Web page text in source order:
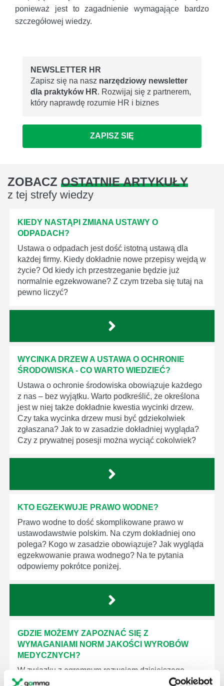
ponieważ jest to zagadnienie wymagające bardzo
szczegółowej wiedzy.
NEWSLETTER HR
Zapisz się na nasz narzędziowy newsletter
dla praktyków HR. Rozwijaj się z partnerem,
który naprawdę rozumie HR i biznes
ZAPISZ SIĘ
ZOBACZ OSTATNIE ARTYKUŁY
z tej strefy wiedzy
KIEDY NASTĄPI ZMIANA USTAWY O
ODPADACH?
Ustawa o odpadach jest dość istotną ustawą dla
każdej firmy. Kiedy dokładnie nowe przepisy wejdą w
życie? Od kiedy ich przestrzeganie będzie już
normalnie egzekwowane? Z czym trzeba się tutaj na
pewno liczyć?
WYCINKA DRZEW A USTAWA O OCHRONIE
ŚRODOWISKA - CO WARTO WIEDZIEĆ?
Ustawa o ochronie środowiska obowiązuje każdego
z nas – bez wyjątku. Warto podkreślić, że określona
jest w niej także dokładnie kwestia wycinki drzew.
Czy taka wycinka drzew musi być gdziekolwiek
zgłaszana? Jak to w zasadzie dokładniej wygląda?
Czy z prywatnej posesji można wyciąć cokolwiek?
KTO EGZEKWUJE PRAWO WODNE?
Prawo wodne to dość skomplikowane prawo w
ustawodawstwie polskim. Na czym dokładniej ono
polega? Kogo w zasadzie obowiązuje? Jak wygląda
egzekwowanie prawa wodnego? Na te pytania
odpowiemy pokrótce poniżej.
GDZIE MOŻEMY ZAPOZNAĆ SIĘ Z
WYMAGANIAMI NORM JAKOŚCI WYROBÓW
MEDYCZNYCH?
W związku z ogromnym rozwojem dzisiejszego
społeczeństwa wprowadzane jest coraz więcej reguł,